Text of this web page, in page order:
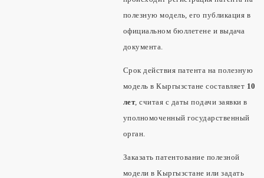
полезную модель, его публикация в
официальном бюллетене и выдача
документа.
Срок действия патента на полезную
модель в Кыргызстане составляет 10
лет, считая с даты подачи заявки в
уполномоченный государственный
орган.
Заказать патентование полезной
модели в Кыргызстане или задать